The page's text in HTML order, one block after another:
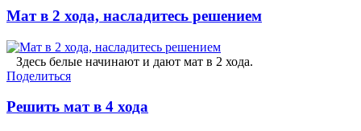
Мат в 2 хода, насладитесь решением
Здесь белые начинают и дают мат в 2 хода.
Поделиться
Решить мат в 4 хода